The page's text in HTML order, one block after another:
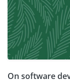
On software